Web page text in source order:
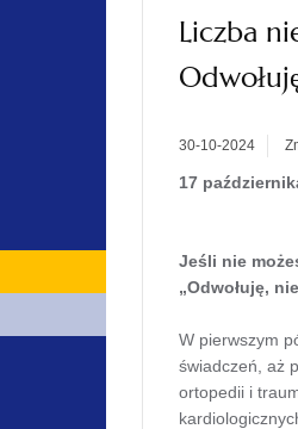
Liczba
30-10-2024
17
Jeśli nie
„Odwołuję,
W pierwszym
świadczeń, aż
ortopedii i